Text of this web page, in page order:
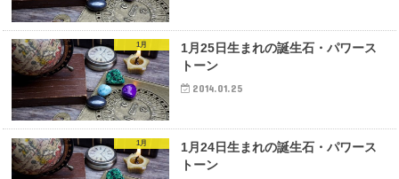
1月
1月25日生まれの誕生石・パワース
トーン
2014.01.25
1月
1月24日生まれの誕生石・パワース
トーン